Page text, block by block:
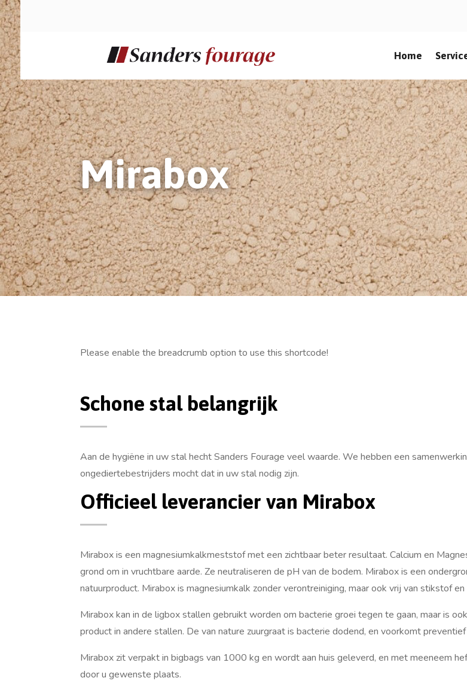
Home
Mirabox
Please enable the breadcrumb option to use this shortcode!
Schone stal belangrijk
Aan de hygiëne in uw stal hecht Sanders Fourage veel waarde. We hebben een
ongediertebestrijders mocht dat in uw stal nodig zijn.
Officieel leverancier van Mirabox
Mirabox is een magnesiumkalkmeststof met een zichtbaar beter resultaat. Calcium en
grond om in vruchtbare aarde. Ze neutraliseren de pH van de bodem. Mirabox is een
natuurproduct. Mirabox is magnesiumkalk zonder verontreiniging, maar ook vrij van stikstof
Mirabox kan in de ligbox stallen gebruikt worden om bacterie groei tegen te gaan, maar is
product in andere stallen. De van nature zuurgraat is bacterie dodend, en voorkomt
Mirabox zit verpakt in bigbags van 1000 kg en wordt aan huis geleverd, en met meeneem
door u gewenste plaats.